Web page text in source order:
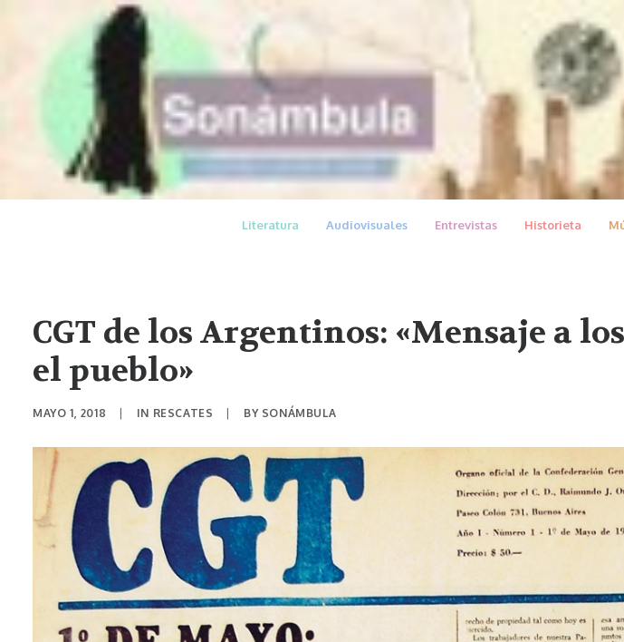
Literatura Audiovisuales Entrevistas Historieta
CGT de los Argentinos: «Mensaje a
el pueblo»
MAYO 1, 2018 IN RESCATES BY SONÁMBULA